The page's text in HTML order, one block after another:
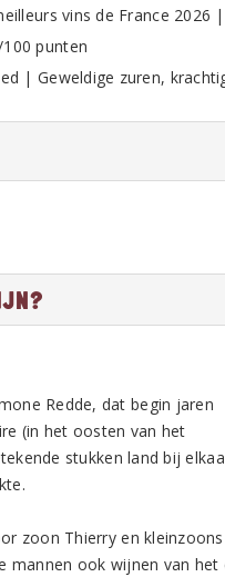
vins de France 2026
punten
| Geweldige zuren,
Redde, dat begin jaren
(in het oosten van het
stukken land bij
zoon Thierry en
ook wijnen van het